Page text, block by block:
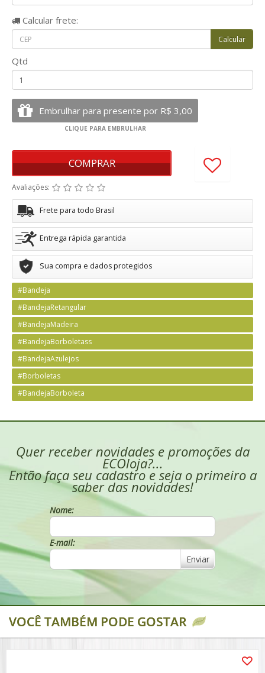
Calcular frete:
Qtd
COMPRAR
Avaliações:
Frete para todo Brasil
Entrega rápida garantida
Sua compra e dados protegidos
#Bandeja
#BandejaRetangular
#BandejaMadeira
#BandejaBorboletass
#BandejaAzulejos
#Borboletas
#BandejaBorboleta
Quer receber novidades e promoções da
ECOloja?...
Então faça seu cadastro e seja o primeiro a
saber das novidades!
Nome:
E-mail:
Enviar
VOCÊ TAMBÉM PODE GOSTAR